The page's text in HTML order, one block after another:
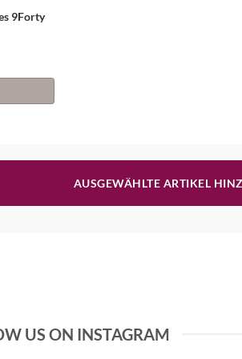
9Forty
AUSGEWÄHLTE ARTIKEL
US ON INSTAGRAM